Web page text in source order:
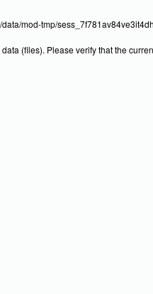
mod-tmp/
(files). Please verify that the